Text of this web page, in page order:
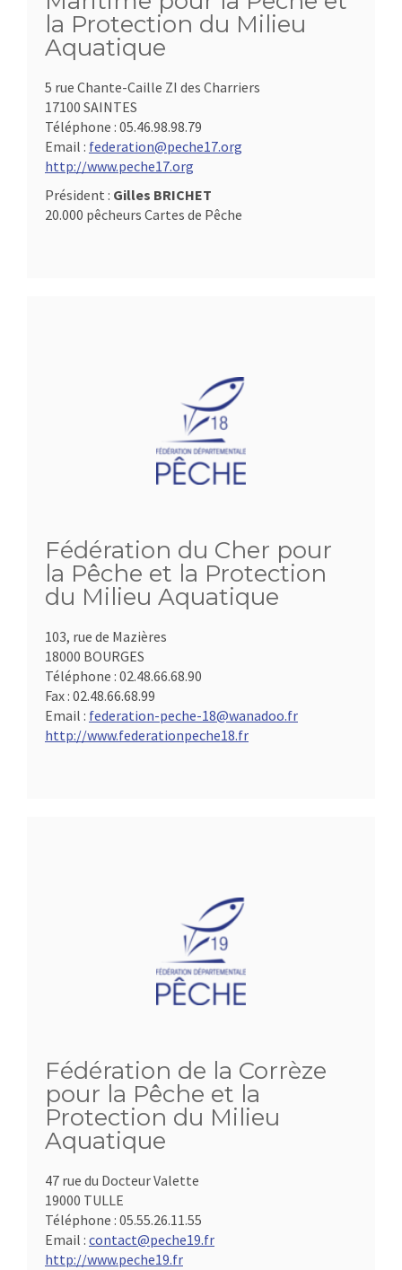
la Protection du Milieu
Aquatique
5 rue Chante-Caille ZI des Charriers
17100 SAINTES
Téléphone : 05.46.98.98.79
Email : federation@peche17.org
http://www.peche17.org
Président : Gilles BRICHET
20.000 pêcheurs Cartes de Pêche
Fédération du Cher pour
la Pêche et la Protection
du Milieu Aquatique
103, rue de Mazières
18000 BOURGES
Téléphone : 02.48.66.68.90
Fax : 02.48.66.68.99
Email : federation-peche-18@wanadoo.fr
http://www.federationpeche18.fr
Fédération de la Corrèze
pour la Pêche et la
Protection du Milieu
Aquatique
47 rue du Docteur Valette
19000 TULLE
Téléphone : 05.55.26.11.55
Email : contact@peche19.fr
http://www.peche19.fr